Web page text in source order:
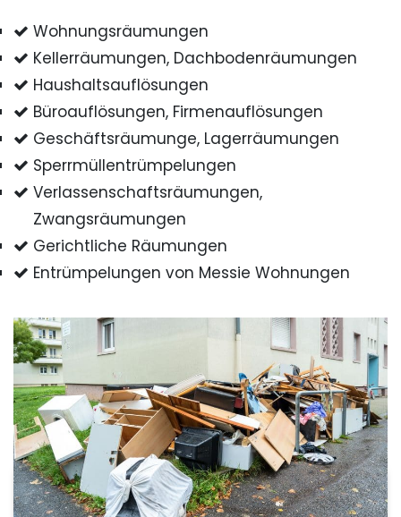
Wohnungsräumungen
Kellerräumungen, Dachbodenräumungen
Haushaltsauflösungen
Büroauflösungen, Firmenauflösungen
Geschäftsräumunge, Lagerräumungen
Sperrmüllentrümpelungen
Verlassenschaftsräumungen,
Zwangsräumungen
Gerichtliche Räumungen
Entrümpelungen von Messie Wohnungen